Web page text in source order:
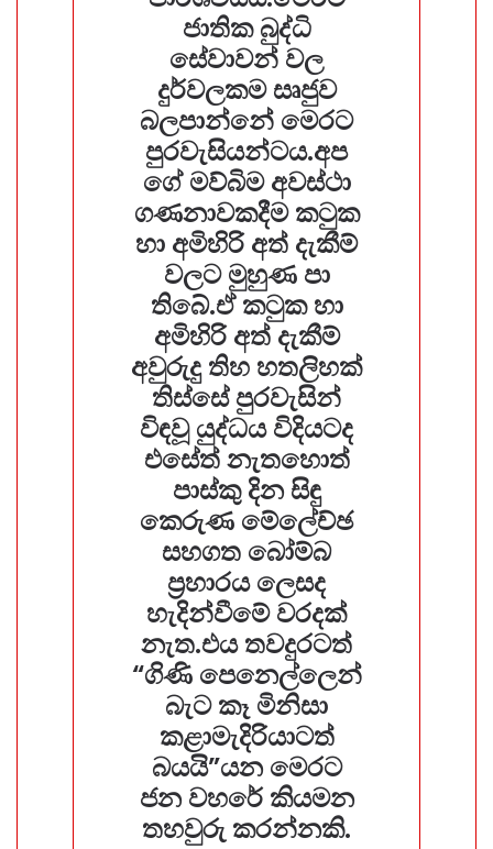
ජාතික බුද්ධි
සේවාවන් වල
දුර්වලකම සෘජුව
බලපාන්නේ මෙරට
පුරවැසියන්ටය.අප
ගේ මව්බිම අවස්ථා
ගණනාවකදීම කටුක
හා අමිහිරි අත් දැකීම්
වලට මුහුණ පා
තිබේ.ඒ කටුක හා
අමිහිරි අත් දැකීම්
අවුරුදු තිහ හතලිහක්
තිස්සේ පුරවැසින්
විඳවූ යුද්ධය විදියටද
එසේත් නැතහොත්
පාස්කු දින සිඳු
කෙරුණ මේලේච්ඡ
සහගත බෝම්බ
ප්‍රහාරය ලෙසද
හැදින්වීමේ වරදක්
නැත.එය තවදුරටත්
“ගිණි පෙනෙල්ලෙන්
බැට කෑ මිනිසා
කළාමැදිරියාටත්
බයයි”යන මෙරට
ජන වහරේ කියමන
තහවුරු කරන්නකි.